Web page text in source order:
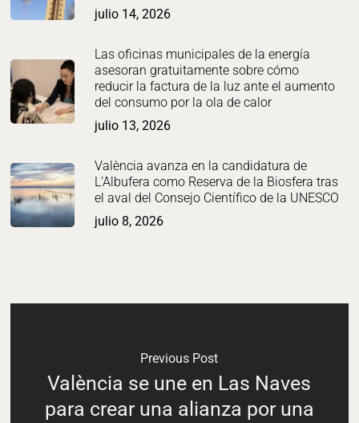
julio 14, 2026
Las oficinas municipales de la energía
asesoran gratuitamente sobre cómo
reducir la factura de la luz ante el aumento
del consumo por la ola de calor
julio 13, 2026
València avanza en la candidatura de
L’Albufera como Reserva de la Biosfera tras
el aval del Consejo Científico de la UNESCO
julio 8, 2026
Previous Post
València se une en Las Naves
para crear una alianza por una